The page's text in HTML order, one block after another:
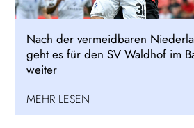
Nach der vermeidbaren
geht es für den SV Waldhof im
weiter
MEHR LESEN